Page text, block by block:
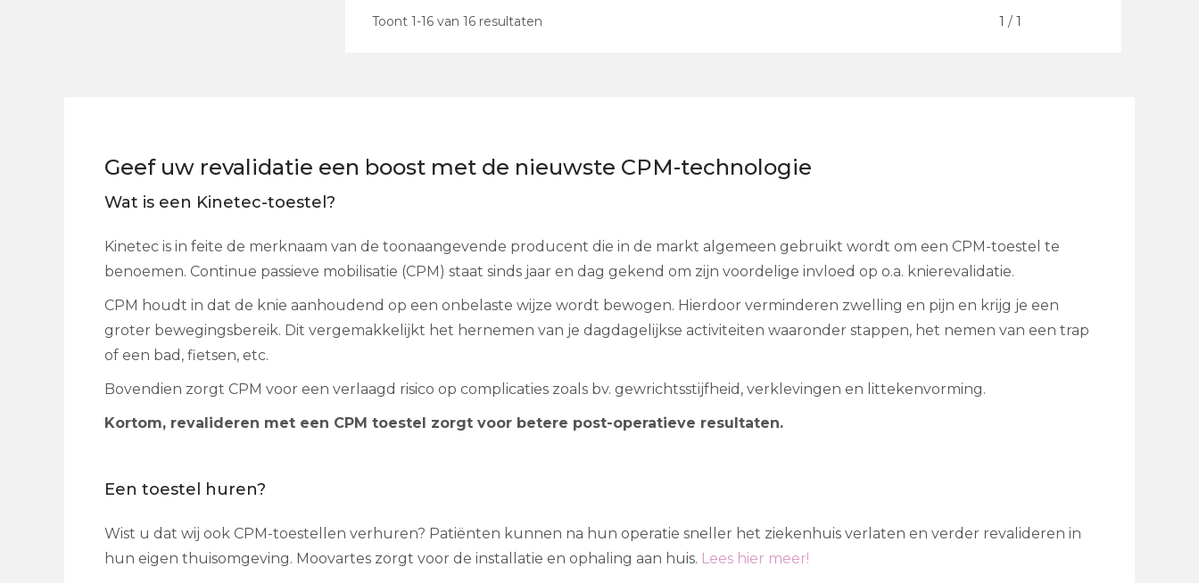
Toont 1-16 van 16 resultaten 1 / 1
Geef uw revalidatie een boost met de nieuwste CPM-technologie
Wat is een Kinetec-toestel?
Kinetec is in feite de merknaam van de toonaangevende producent die in de markt algemeen gebruikt wordt om een CPM-toestel te
benoemen. Continue passieve mobilisatie (CPM) staat sinds jaar en dag gekend om zijn voordelige invloed op o.a. knierevalidatie.
CPM houdt in dat de knie aanhoudend op een onbelaste wijze wordt bewogen. Hierdoor verminderen zwelling en pijn en krijg je een
groter bewegingsbereik. Dit vergemakkelijkt het hernemen van je dagdagelijkse activiteiten waaronder stappen, het nemen van een trap
of een bad, fietsen, etc.
Bovendien zorgt CPM voor een verlaagd risico op complicaties zoals bv. gewrichtsstijfheid, verklevingen en littekenvorming.
Kortom, revalideren met een CPM toestel zorgt voor betere post-operatieve resultaten.
Een toestel huren?
Wist u dat wij ook CPM-toestellen verhuren? Patiënten kunnen na hun operatie sneller het ziekenhuis verlaten en verder revalideren in
hun eigen thuisomgeving. Moovartes zorgt voor de installatie en ophaling aan huis. Lees hier meer!